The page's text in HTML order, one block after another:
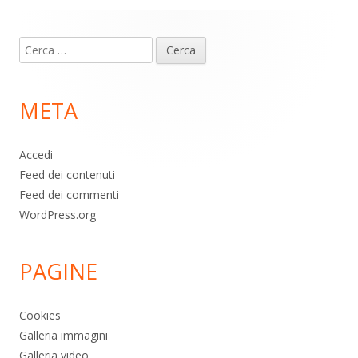
piè
pagina
Ricerca
per:
META
Accedi
Feed dei contenuti
Feed dei commenti
WordPress.org
PAGINE
Cookies
Galleria immagini